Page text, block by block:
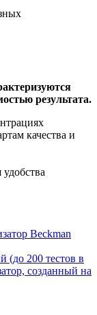
результата.
качества и
Beckman
(до 200 тестов в
созданный на